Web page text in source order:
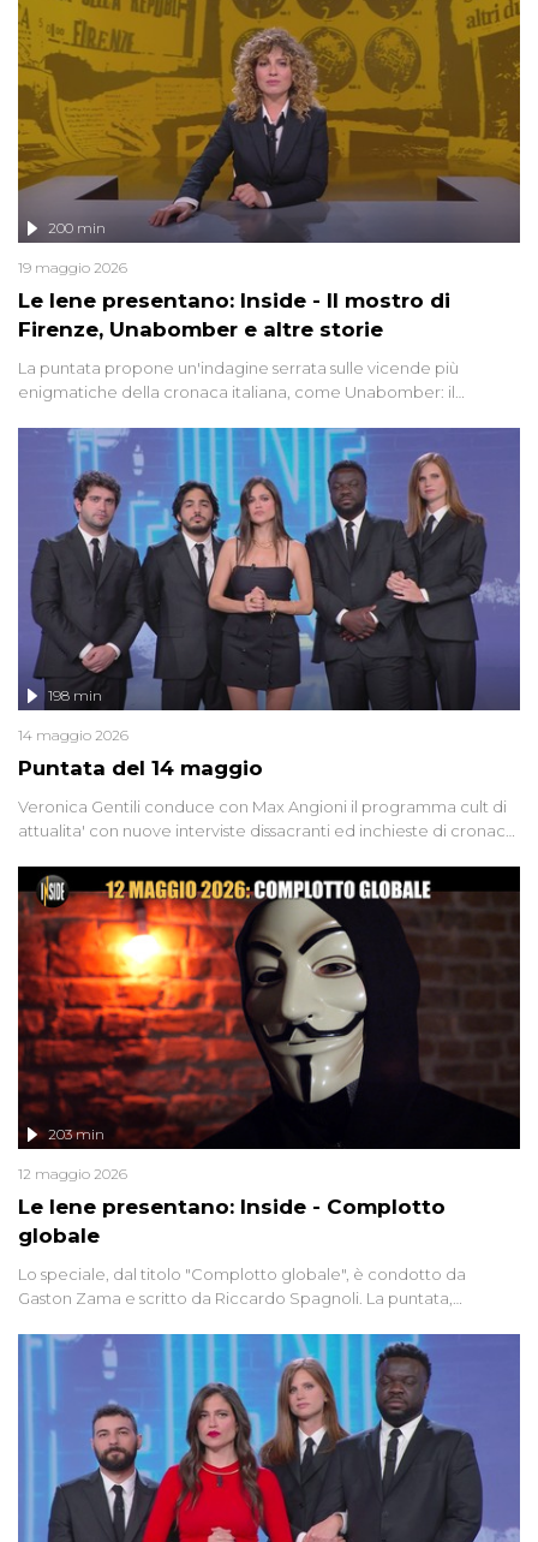
Le Iene presentano: Inside - Il mostro di
Firenze, Unabomber e altre storie
200 min
19 maggio 2026
La puntata propone un'indagine serrata sulle vicende più
enigmatiche della cronaca italiana, come Unabomber: il
'90 e il 2000 che, inquietantemente, potrebbe essere ancora in
libertà. Lo speciale affronta inoltre le zone d'ombra sul Mostro di
Firenze, le cui responsabilità appaiono ancora oggi avvolte in un
groviglio di dubbi mai chiariti. Nel corso dello speciale anche
l'intervista inedita a Olindo Romano, realizzata ne...
Puntata del 14 maggio
198 min
14 maggio 2026
Veronica Gentili conduce con Max Angioni il programma cult di
attualita' con nuove interviste dissacranti ed inchieste di cronaca
Le Iene presentano: Inside - Complotto
globale
203 min
12 maggio 2026
Lo speciale, dal titolo "Complotto globale", è condotto da
Gaston Zama e scritto da Riccardo Spagnoli. La puntata,
racconta l'universo delle narrazioni alternative, dei sospetti
globali e del complottismo che negli ultimi anni hanno invaso
social network, talk show, piazze digitali e immaginario collettivo.